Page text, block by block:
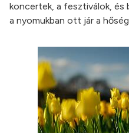
koncertek, a fesztiválok, és
a nyomukban ott jár a